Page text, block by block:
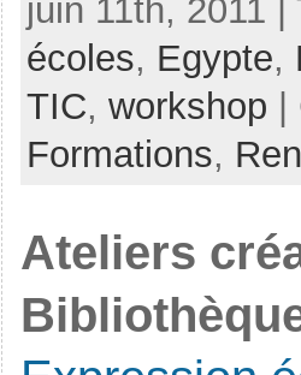
juin 11th, 2011
écoles, Egypte,
TIC, workshop
Formations,
Ateliers